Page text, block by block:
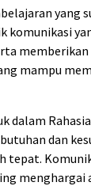
yang
mampu
dalam
dan
tepat.
menghargai